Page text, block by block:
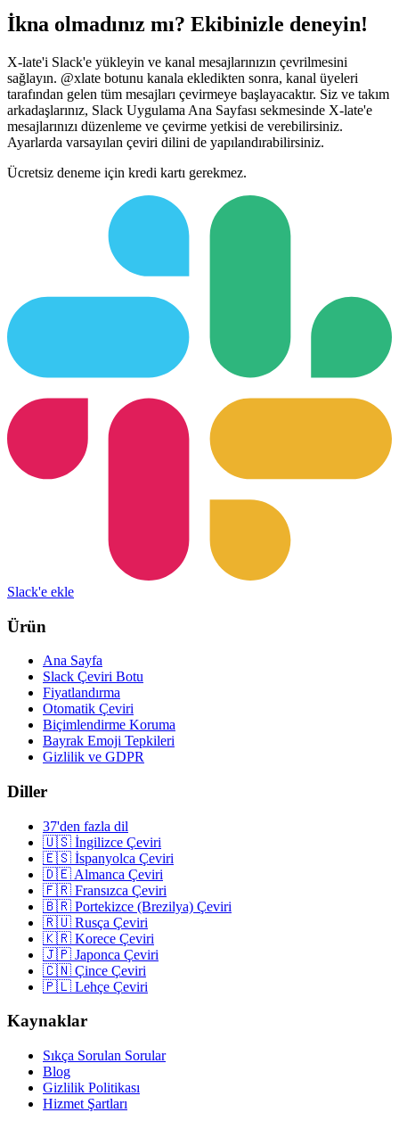
İkna olmadınız mı? Ekibinizle deneyin!
X-late'i Slack'e yükleyin ve kanal mesajlarınızın çevrilmesini
sağlayın. @xlate botunu kanala ekledikten sonra, kanal üyeleri
tarafından gelen tüm mesajları çevirmeye başlayacaktır. Siz ve takım
arkadaşlarınız, Slack Uygulama Ana Sayfası sekmesinde X-late'e
mesajlarınızı düzenleme ve çevirme yetkisi de verebilirsiniz.
Ayarlarda varsayılan çeviri dilini de yapılandırabilirsiniz.
Ücretsiz deneme için kredi kartı gerekmez.
Slack'e ekle
Ürün
Ana Sayfa
Slack Çeviri Botu
Fiyatlandırma
Otomatik Çeviri
Biçimlendirme Koruma
Bayrak Emoji Tepkileri
Gizlilik ve GDPR
Diller
37'den fazla dil
🇺🇸 İngilizce Çeviri
🇪🇸 İspanyolca Çeviri
🇩🇪 Almanca Çeviri
🇫🇷 Fransızca Çeviri
🇧🇷 Portekizce (Brezilya) Çeviri
🇷🇺 Rusça Çeviri
🇰🇷 Korece Çeviri
🇯🇵 Japonca Çeviri
🇨🇳 Çince Çeviri
🇵🇱 Lehçe Çeviri
Kaynaklar
Sıkça Sorulan Sorular
Blog
Gizlilik Politikası
Hizmet Şartları